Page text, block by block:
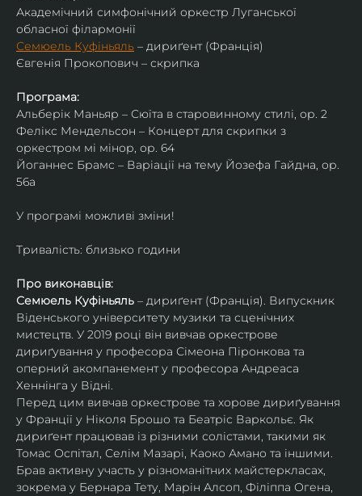
Академічний симфонічний оркестр Луганської
обласної філармонії
Семюель Куфіньяль – дириґент (Франція)
Євгенія Прокопович – скрипка
Програма:
Альберік Маньяр – Сюїта в старовинному стилі, ор. 2
Фелікс Мендельсон – Концерт для скрипки з
оркестром мі мінор, ор. 64
Йоганнес Брамс – Варіації на тему Йозефа Гайдна, ор.
56a
У програмі можливі зміни!
Тривалість: близько години
Про виконавців:
Семюель Куфіньяль – дириґент (Франція). Випускник
Віденського університету музики та сценічних
мистецтв. У 2019 році він вивчав оркестрове
дириґування у професора Сімеона Піронкова та
оперний акомпанемент у професора Андреаса
Хеннінга у Відні.
Перед цим вивчав оркестрове та хорове дириґування
у Франції у Ніколя Брошо та Беатріс Варкольє. Як
дириґент працював із різними солістами, такими як
Томас Оспітал, Селім Мазарі, Каоко Амано та іншими.
Брав активну участь у різноманітних майстеркласах,
зокрема у Бернара Тету, Марін Алсоп, Філіппа Огена,